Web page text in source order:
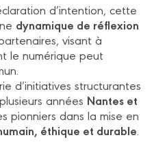
d’intention, cette
dynamique de réflexion
visant à
le numérique peut
d’initiatives structurantes
années Nantes et
pionniers dans la mise en
éthique et durable